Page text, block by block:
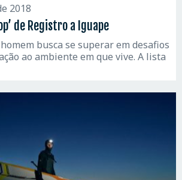
2018
de Registro a Iguape
busca se superar em desafios
ao ambiente em que vive. A lista